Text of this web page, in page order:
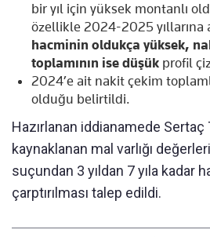
bir yıl için yüksek montanlı
özellikle 2024-2025 yıllarına
hacminin oldukça yüksek,
toplamının ise düşük profil
2024’e ait nakit çekim
olduğu belirtildi.
Hazırlanan iddianamede Sertaç
kaynaklanan mal varlığı
suçundan 3 yıldan 7 yıla kadar
çarptırılması talep edildi.